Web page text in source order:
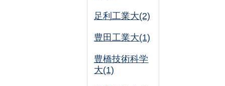
足利工業大(2)
豊田工業大(1)
豊橋技術科学
大(1)